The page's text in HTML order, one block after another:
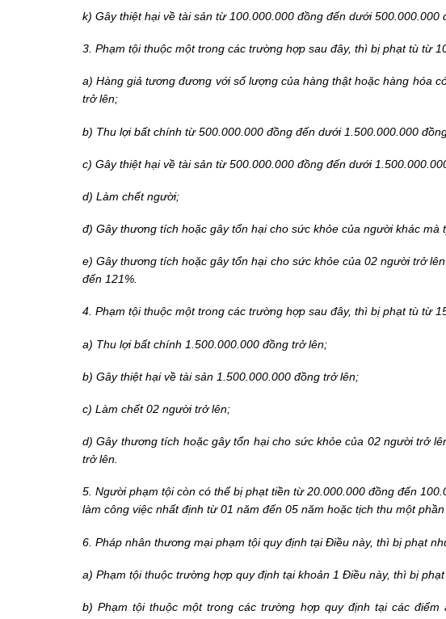
k) Gây thiệt hại về tài sản từ 100.000.000 đồng đến dưới 500.000.000
3. Phạm tội thuộc một trong các trường hợp sau đây, thì bị phạt tù từ
a) Hàng giả tương đương với số lượng của hàng thật hoặc hàng hóa
trở lên;
b) Thu lợi bất chính từ 500.000.000 đồng đến dưới 1.500.000.000
c) Gây thiệt hại về tài sản từ 500.000.000 đồng đến dưới
d) Làm chết người;
đ) Gây thương tích hoặc gây tổn hại cho sức khỏe của người khác mà
e) Gây thương tích hoặc gây tổn hại cho sức khỏe của 02 người trở
đến 121%.
4. Phạm tội thuộc một trong các trường hợp sau đây, thì bị phạt tù từ
a) Thu lợi bất chính 1.500.000.000 đồng trở lên;
b) Gây thiệt hại về tài sản 1.500.000.000 đồng trở lên;
c) Làm chết 02 người trở lên;
d) Gây thương tích hoặc gây tổn hại cho sức khỏe của 02 người trở
trở lên.
5. Người phạm tội còn có thể bị phạt tiền từ 20.000.000 đồng đến
làm công việc nhất định từ 01 năm đến 05 năm hoặc tịch thu một
6. Pháp nhân thương mại phạm tội quy định tại Điều này, thì bị phạt
a) Phạm tội thuộc trường hợp quy định tại khoản 1 Điều này, thì bị
b) Phạm tội thuộc một trong các trường hợp quy định tại các